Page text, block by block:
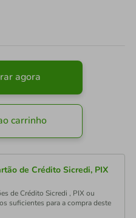
agora
carrinho
de Crédito Sicredi, PIX
de Crédito Sicredi , PIX ou
suficientes para a compra deste